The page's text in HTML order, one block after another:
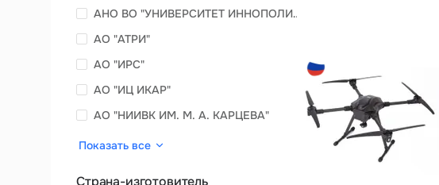
АНО ВО "УНИВЕРСИТЕТ ИННОПОЛИС"
АО "АТРИ"
АО "ИРС"
АО "ИЦ ИКАР"
АО "НИИВК ИМ. М. А. КАРЦЕВА"
Показать все
Страна-изготовитель